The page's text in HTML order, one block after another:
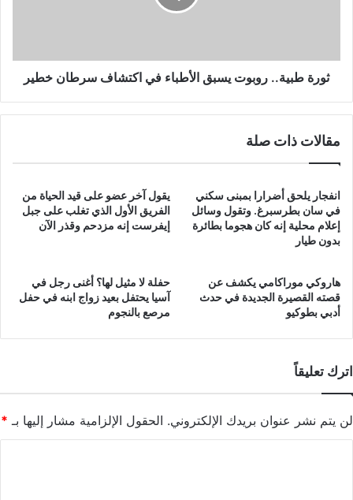
خطير
ثورة طبية.. روبوت يسبق الأطباء في اكتشاف سرطان خطير
مقالات ذات صلة
انفجار يلحق أضرارا بمبنى سكني
في سان بطرسبرغ. وتقول وسائل
إعلام محلية إنه كان هجوما بطائرة
بدون طيار
يقول آخر عضو على قيد الحياة من
الفريق الأول الذي تغلب على جبل
إيفرست إنه مزدحم وقذر الآن
هاروكي موراكامي يكشف عن
قصته القصيرة الجديدة في حدث
أدبي بطوكيو
حفلة لا مثيل لها؟ أغنى رجل في
آسيا يحتفل بعيد زواج ابنه في حفل
مرصع بالنجوم
اترك تعليقاً
لن يتم نشر عنوان بريدك الإلكتروني. الحقول الإلزامية مشار إليها بـ *